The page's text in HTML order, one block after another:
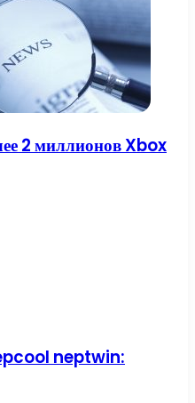
2 миллионов Xbox
neptwin: